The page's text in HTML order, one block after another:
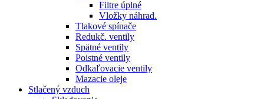
Filtre úplné
Vložky náhrad.
Tlakové spínače
Redukč. ventily
Spätné ventily
Poistné ventily
Odkaľovacie ventily
Mazacie oleje
Stlačený vzduch